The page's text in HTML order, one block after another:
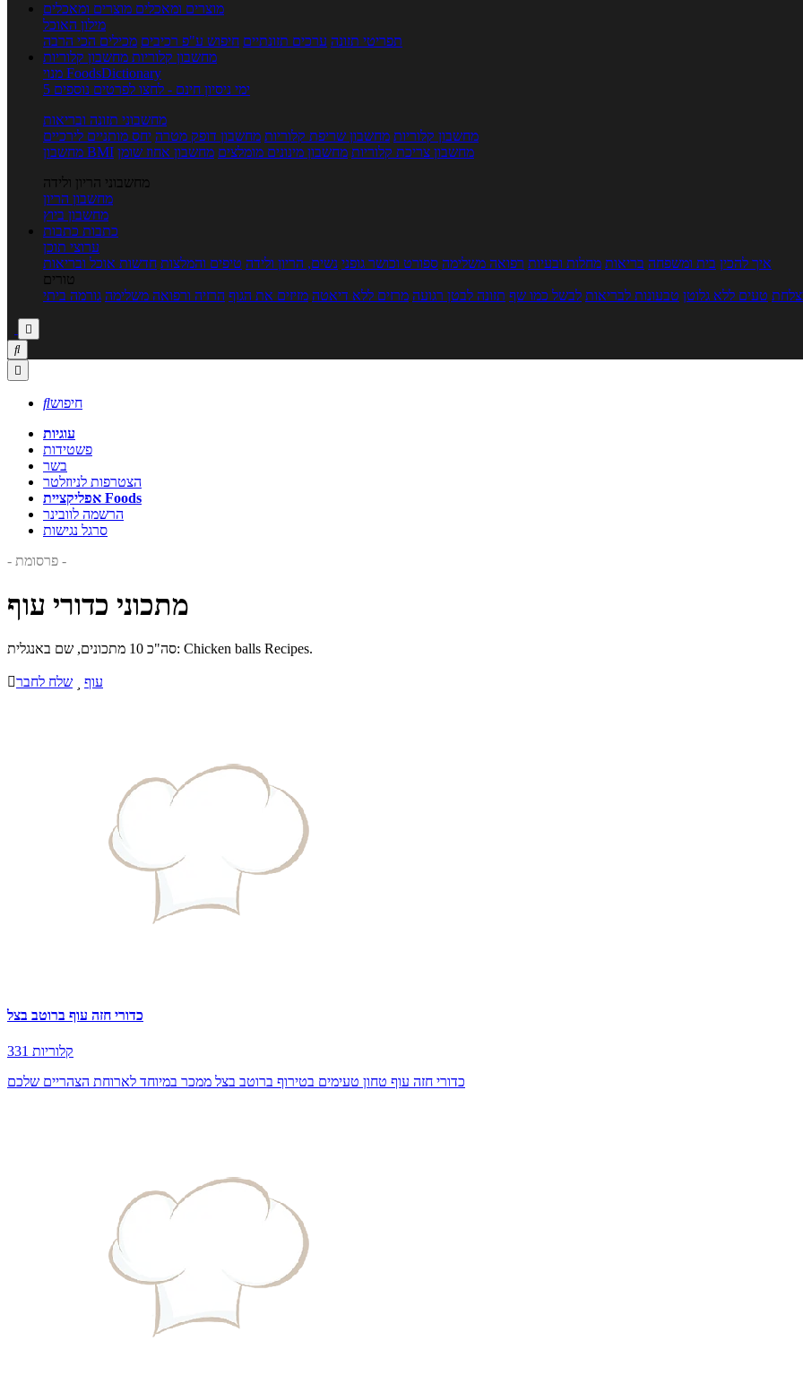
מוצרים ומאכלים מוצרים ומאכלים
מילון האוכל
תפריטי תזונה ערכים תזונתיים חיפוש ע"פ רכיבים מכילים הכי הרבה
מחשבון קלוריות מחשבון קלוריות
מנוי FoodsDictionary
5 ימי ניסיון חינם - לחצו לפרטים נוספים
מחשבוני תזונה ובריאות
מחשבון קלוריות מחשבון שריפת קלוריות מחשבון דופק מטרה יחס מותניים לירכיים
מחשבון BMI
מחשבון צריכת קלוריות מחשבון מינונים מומלצים מחשבון אחוז שומן
מחשבוני הריון ולידה
מחשבון הריון
מחשבון ביוץ
כתבות כתבות
ערוצי תוכן
איך להכין בית ומשפחה בריאות מחלות ובעיות רפואה משלימה ספורט וכושר גופני נשים, הריון ולידה טיפים והמלצות חדשות אוכל ובריאות
טורים
טעים ללא גלוטן טבעונות לבריאות לבשל כמו שף תזונה לבטן רגועה מרזים ללא דיאטה מזיזים את הגוף הרזיה ורפואה משלימה גורמה ביתי



חיפוש
עוגיות
פשטידות
בשר
הצטרפות לניוזלטר
אפליקציית Foods
הרשמה לוובינר
סרגל נגישות
- פרסומת -
מתכוני כדורי עוף
סה"כ 10 מתכונים, שם באנגלית: Chicken balls Recipes.
שלח לחבר עוף
כדורי חזה עוף ברוטב בצל
331 קלוריות
כדורי חזה עוף טחון טעימים בטירוף ברוטב בצל ממכר במיוחד לארוחת הצהריים שלכם